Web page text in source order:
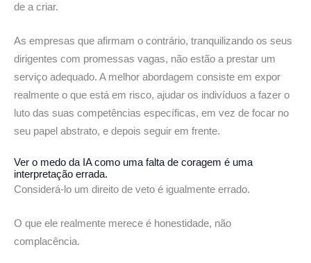
de a criar.
As empresas que afirmam o contrário, tranquilizando os seus
dirigentes com promessas vagas, não estão a prestar um
serviço adequado. A melhor abordagem consiste em expor
realmente o que está em risco, ajudar os indivíduos a fazer o
luto das suas competências específicas, em vez de focar no
seu papel abstrato, e depois seguir em frente.
Ver o medo da IA como uma falta de coragem é uma
interpretação errada.
Considerá-lo um direito de veto é igualmente errado.
O que ele realmente merece é honestidade, não
complacência.